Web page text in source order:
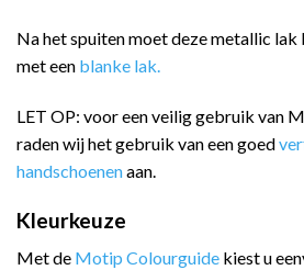
Na het spuiten moet deze metallic
met een blanke lak.
LET OP: voor een veilig gebruik van
raden wij het gebruik van een goed
handschoenenaan.
Kleurkeuze
Met de Motip Colourguide kiest u